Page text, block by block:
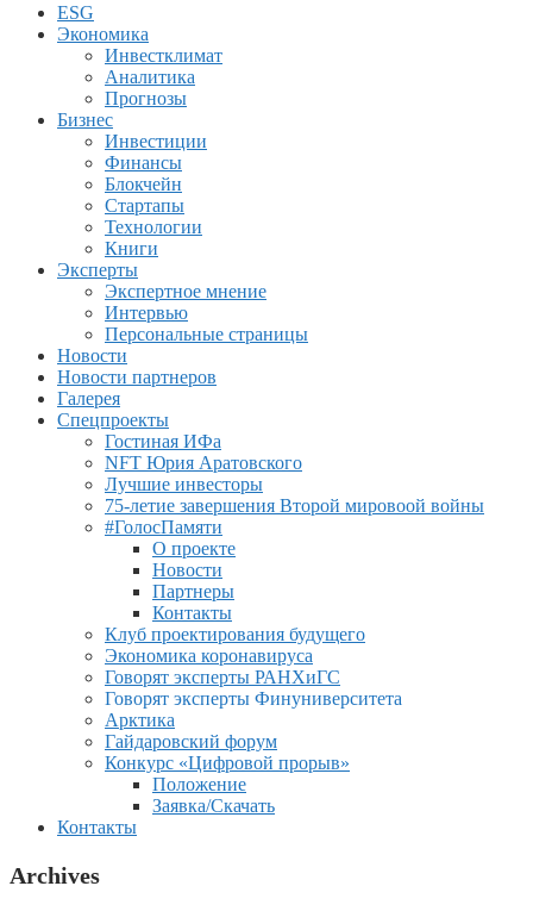
ESG
Экономика
Инвестклимат
Аналитика
Прогнозы
Бизнес
Инвестиции
Финансы
Блокчейн
Стартапы
Технологии
Книги
Эксперты
Экспертное мнение
Интервью
Персональные страницы
Новости
Новости партнеров
Галерея
Спецпроекты
Гостиная ИФа
NFT Юрия Аратовского
Лучшие инвесторы
75-летие завершения Второй мировоой войны
#ГолосПамяти
О проекте
Новости
Партнеры
Контакты
Клуб проектирования будущего
Экономика коронавируса
Говорят эксперты РАНХиГС
Говорят эксперты Финуниверситета
Арктика
Гайдаровский форум
Конкурс «Цифровой прорыв»
Положение
Заявка/Скачать
Контакты
Archives